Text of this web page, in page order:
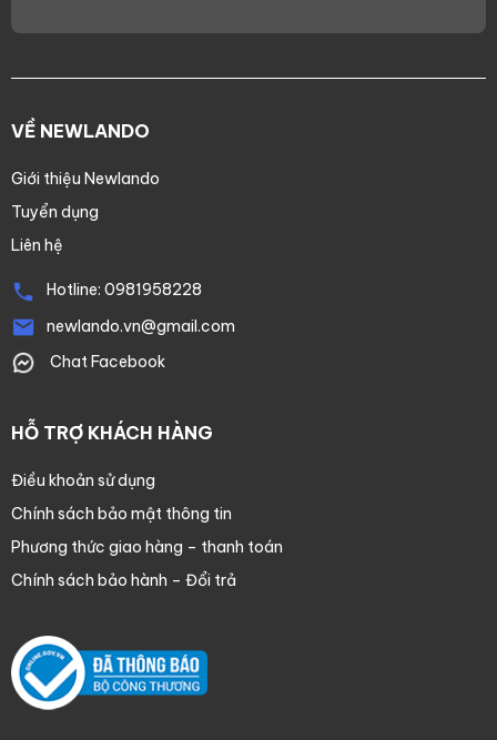
VỀ NEWLANDO
Giới thiệu Newlando
Tuyển dụng
Liên hệ
Hotline: 0981958228
newlando.vn@gmail.com
Chat Facebook
HỖ TRỢ KHÁCH HÀNG
Điều khoản sử dụng
Chính sách bảo mật thông tin
Phương thức giao hàng – thanh toán
Chính sách bảo hành – Đổi trả